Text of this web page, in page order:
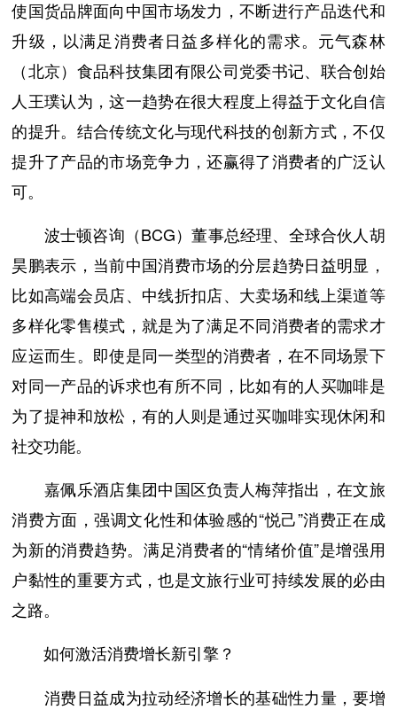
使国货品牌面向中国市场发力，不断进行产品迭代和
升级，以满足消费者日益多样化的需求。元气森林
（北京）食品科技集团有限公司党委书记、联合创始
人王璞认为，这一趋势在很大程度上得益于文化自信
的提升。结合传统文化与现代科技的创新方式，不仅
提升了产品的市场竞争力，还赢得了消费者的广泛认
可。
波士顿咨询（BCG）董事总经理、全球合伙人胡
昊鹏表示，当前中国消费市场的分层趋势日益明显，
比如高端会员店、中线折扣店、大卖场和线上渠道等
多样化零售模式，就是为了满足不同消费者的需求才
应运而生。即使是同一类型的消费者，在不同场景下
对同一产品的诉求也有所不同，比如有的人买咖啡是
为了提神和放松，有的人则是通过买咖啡实现休闲和
社交功能。
嘉佩乐酒店集团中国区负责人梅萍指出，在文旅
消费方面，强调文化性和体验感的“悦己”消费正在成
为新的消费趋势。满足消费者的“情绪价值”是增强用
户黏性的重要方式，也是文旅行业可持续发展的必由
之路。
如何激活消费增长新引擎？
消费日益成为拉动经济增长的基础性力量，要增